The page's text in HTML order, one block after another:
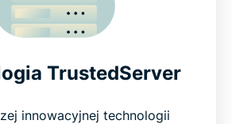
TrustedServer
innowacyjnej technologii